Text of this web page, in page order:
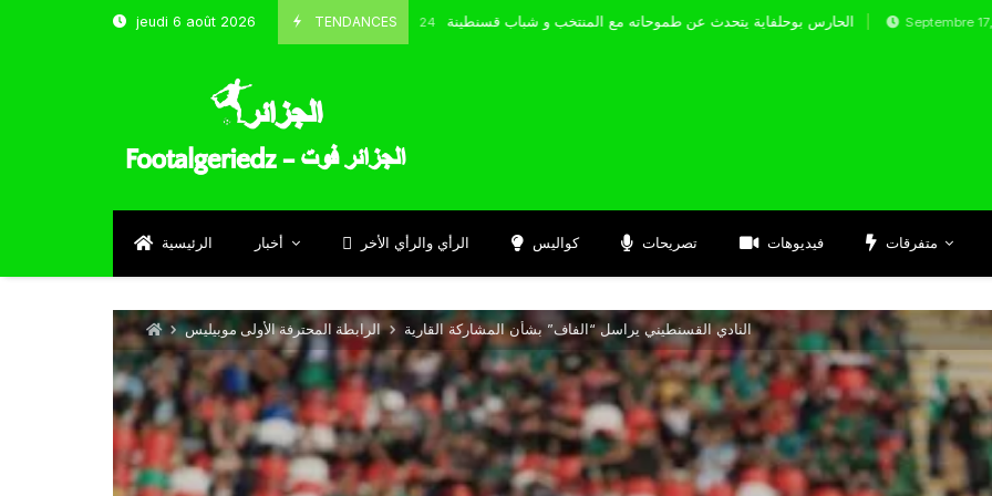
jeudi 6 août 2026 TENDANCES
Octobre 8, 2024 الحارس بوحلفاية يتحدث عن طموحاته مع المنتخب و شباب قسنطينة Septembre 17, 2024
الرئيسية أخبار الرأي والرأي الأخر كواليس تصريحات فيديوهات متفرقات
الرابطة المحترفة الأولى موبيليس النادي القسنطيني يراسل “الفاف” بشأن المشاركة القارية